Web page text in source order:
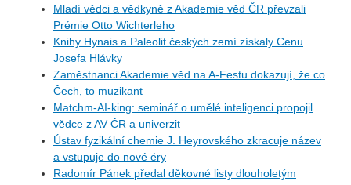
Mladí vědci a vědkyně z Akademie věd ČR převzali
Prémie Otto Wichterleho
Knihy Hynais a Paleolit českých zemí získaly Cenu
Josefa Hlávky
Zaměstnanci Akademie věd na A-Festu dokazují, že co
Čech, to muzikant
Matchm-AI-king: seminář o umělé inteligenci propojil
vědce z AV ČR a univerzit
Ústav fyzikální chemie J. Heyrovského zkracuje název
a vstupuje do nové éry
Radomír Pánek předal děkovné listy dlouholetým